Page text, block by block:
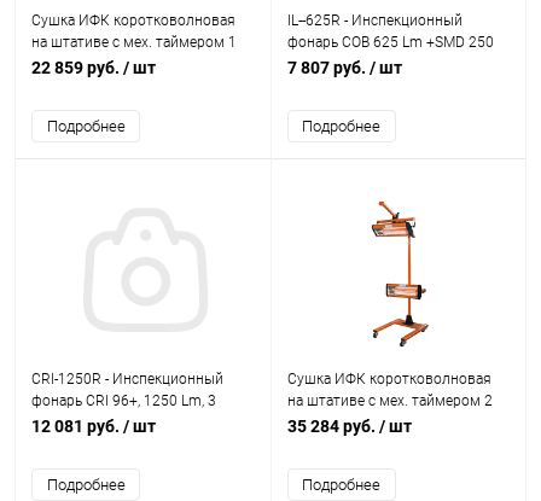
Сушка ИФК коротковолновая
на штативе с мех. таймером 1
лампа 1,1 КВт Русский мастер
22 859 руб. / шт
Подробнее
IL--625R - Инспекционный
фонарь COB 625 Lm +SMD 250
Lm +УФ, 2500 mAh, IP65 |
7 807 руб. / шт
Подробнее
CRI-1250R - Инспекционный
фонарь CRI 96+, 1250 Lm, 3
цвета + УФ, 5000 mAh | UNILITE
12 081 руб. / шт
Подробнее
Сушка ИФК коротковолновая
на штативе с мех. таймером 2
лампы 2,2 КВт Русский мастер
35 284 руб. / шт
Подробнее